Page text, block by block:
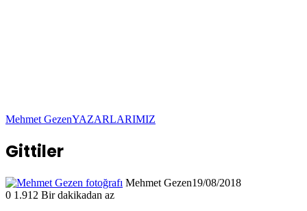
Mehmet GezenYAZARLARIMIZ
Gittiler
Mehmet Gezen19/08/2018
0 1.912 Bir dakikadan az